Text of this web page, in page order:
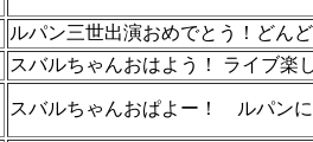
ルパン三世出演おめでとう！どん
スバルちゃんおはよう！ ライブ楽
スバルちゃんおぱよー！ ルパン